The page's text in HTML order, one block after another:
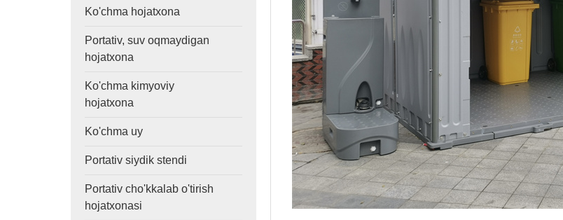
Ko'chma hojatxona
Portativ, suv oqmaydigan
hojatxona
Ko'chma kimyoviy
hojatxona
Ko'chma uy
Portativ siydik stendi
Portativ cho'kkalab o'tirish
hojatxonasi